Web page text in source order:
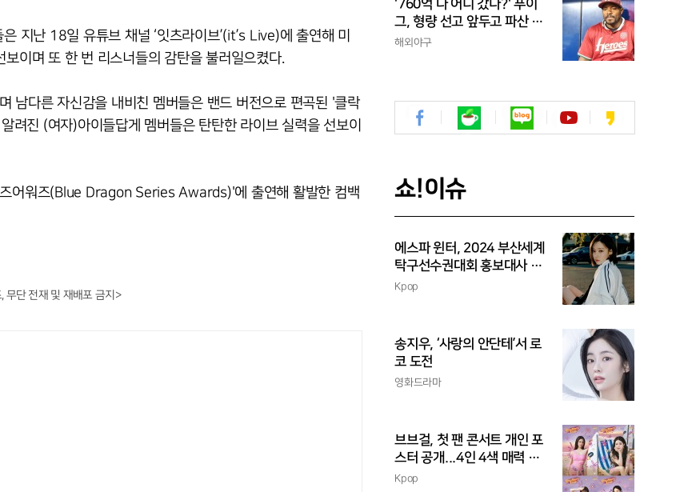
지난 18일 유튜브 채널 ‘잇츠라이브’(it’s Live)에 출연해 미
이며 또 한 번 리스너들의 감탄을 불러일으켰다.
남다른 자신감을 내비친 멤버들은 밴드 버전으로 편곡된 '클락
진 (여자)아이들답게 멤버들은 탄탄한 라이브 실력을 선보이
어워즈(Blue Dragon Series Awards)'에 출연해 활발한 컴백
무단 전재 및 재배포 금지>
'760억 다 어디 갔나?' 푸이
그, 형량 선고 앞두고 파산 신
청
해외야구
쇼!이슈
에스파 윈터, 2024 부산세계
탁구선수권대회 홍보대사 위
촉
Kpop
송지우, ‘사랑의 안단테’서 로
코 도전
영화드라마
브브걸, 첫 팬 콘서트 개인 포
스터 공개...4인 4색 매력 발
산
Kpop